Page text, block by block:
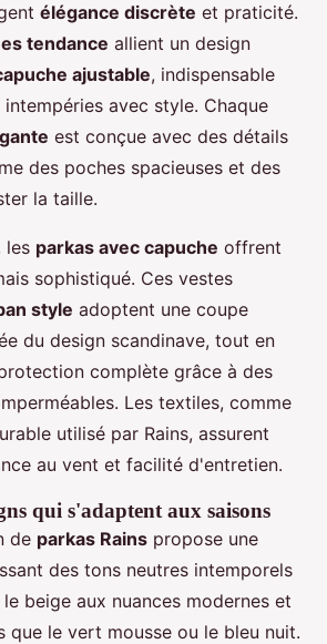
élégance discrète et praticité.
tendance allient un design
ajustable, indispensable
avec style. Chaque
est conçue avec des détails
des poches spacieuses et des
la taille.
les parkas avec capuche offrent
sophistiqué. Ces vestes
style adoptent une coupe
du design scandinave, tout en
complète grâce à des
Les textiles, comme
utilisé par Rains, assurent
au vent et facilité d'entretien.
qui s'adaptent aux saisons
de parkas Rains propose une
des tons neutres intemporels
beige aux nuances modernes et
que le vert mousse ou le bleu nuit.